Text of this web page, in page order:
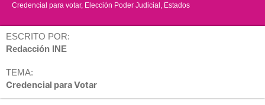
Credencial para votar, Elección Poder Judicial Estados
ESCRITO POR:
Redacción INE
TEMA:
Credencial para Votar